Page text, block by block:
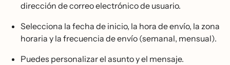
dirección de correo electrónico de usuario.
Selecciona la fecha de inicio, la hora de envío, la zona
horaria y la frecuencia de envío (semanal, mensual).
Puedes personalizar el asunto y el mensaje.